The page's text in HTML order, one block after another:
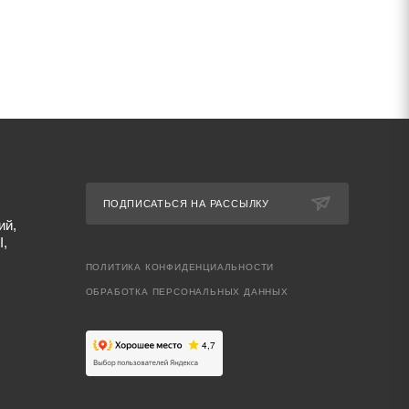
ПОДПИСАТЬСЯ НА РАССЫЛКУ
ПОЛИТИКА КОНФИДЕНЦИАЛЬНОСТИ
ОБРАБОТКА ПЕРСОНАЛЬНЫХ ДАННЫХ